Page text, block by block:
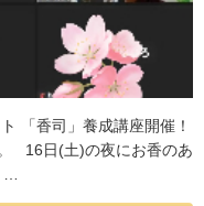
「香司」養成講座開催！
16日(土)の夜にお香のあ